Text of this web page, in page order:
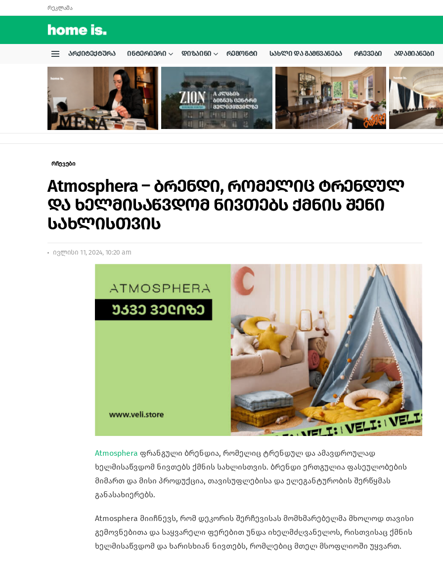
რეკლამა
ᲐᲠᲥᲘᲢᲔᲥᲢᲣᲠᲐ ᲘᲜᲢᲔᲠᲘᲔᲠᲘ ᲓᲘᲖᲐᲘᲜᲘ ᲠᲔᲛᲝᲜᲢᲘ ᲡᲐᲮᲚᲘ ᲓᲐ ᲒᲐᲛᲬᲕᲐᲜᲔᲑᲐ ᲠᲩᲔᲕᲔᲑᲘ ᲐᲓᲐᲛᲘᲐᲜᲔᲑᲘ
STORIES
რჩევები
Atmosphera – ბრენდი, რომელიც ტრენდულ
და ხელმისაწვდომ ნივთებს ქმნის შენი
სახლისთვის
ივლისი 11, 2024, 10:20 am
Atmosphera ფრანგული ბრენდია, რომელიც ტრენდულ და ამავდროულად
ხელმისაწვდომ ნივთებს ქმნის სახლისთვის. ბრენდი ერთგულია ფასეულობების
მიმართ და მისი პროდუქცია, თავისუფლებისა და ელეგანტურობის შერწყმას
განასახიერებს.
Atmosphera მიიჩნევს, რომ დეკორის შერჩევისას მომხმარებელმა მხოლოდ თავისი
გემოვნებითა და საყვარელი ფერებით უნდა იხელმძღვანელოს, რისთვისაც ქმნის
ხელმისაწვდომ და ხარისხიან ნივთებს, რომლებიც მთელ მსოფლიოში უყვართ.